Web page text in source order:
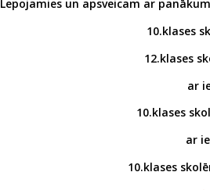
Lepojamies un apsveicam ar
10.klases
12.klases
ar
10.klases
ar
10.klases